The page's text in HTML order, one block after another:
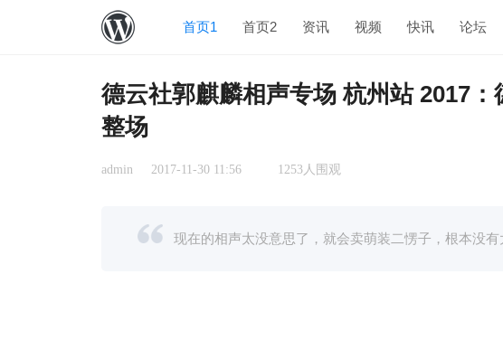
首页1 首页2 资讯 视频 快讯 论坛
德云社郭麒麟相声专场 杭州站 2017
整场
admin 2017-11-30 11:56 1253人围观